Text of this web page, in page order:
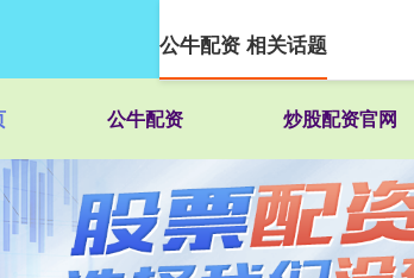
公牛配资 炒股配资官网
公牛配资 相关话题